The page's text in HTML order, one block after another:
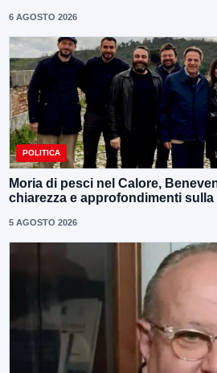
6 AGOSTO 2026
POLITICA
Moria di pesci nel Calore,
chiarezza e approfondimenti
5 AGOSTO 2026